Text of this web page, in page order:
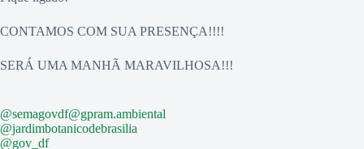
CONTAMOS COM SUA PRESENÇA!!!!
SERÁ UMA MANHÃ MARAVILHOSA!!!
@semagovdf@gpram.ambiental
@jardimbotanicodebrasilia
@gov_df